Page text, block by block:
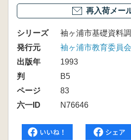
再入荷メー
シリーズ
袖ヶ浦市基礎資料
発行元
袖ヶ浦市教育委員会
出版年
1993
判
B5
ページ
83
六一ID
N76646